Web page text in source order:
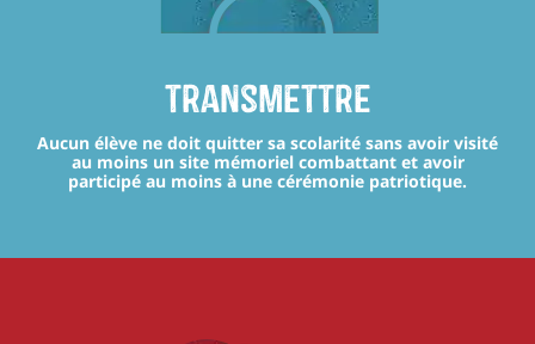
transmettre
Aucun élève ne doit quitter sa scolarité sans avoir visité
au moins un site mémoriel combattant et avoir
participé au moins à une cérémonie patriotique.